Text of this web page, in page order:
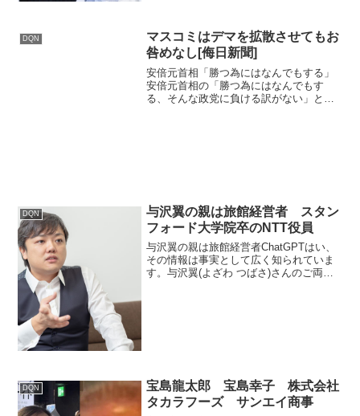
DQN
マスコミはデマを拡散させてもお
咎めなし[侮日新聞]
安倍元首相「勝つ為にはなんでもする」
安倍元首相の「勝つ為にはなんでもす
る、そんな政党に負ける訳がない」とい
DQN
与沢翼の親は旅館経営者 スタン
フォード大学院卒のNTT役員
与沢翼の親は旅館経営者ChatGPTはい、
その情報は事実として広く知られていま
す。与沢翼(よざわ つばさ)さんのご両親
DQN
宝島龍太郎 宝島幸子 株式会社
タカラフーズ サンエイ商事